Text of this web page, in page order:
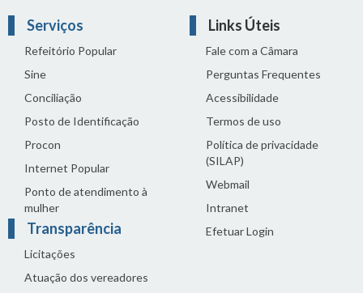
Serviços
Refeitório Popular
Sine
Conciliação
Posto de Identificação
Procon
Internet Popular
Ponto de atendimento à
mulher
Transparência
Licitações
Atuação dos vereadores
Links Úteis
Fale com a Câmara
Perguntas Frequentes
Acessibilidade
Termos de uso
Política de privacidade
(SILAP)
Webmail
Intranet
Efetuar Login